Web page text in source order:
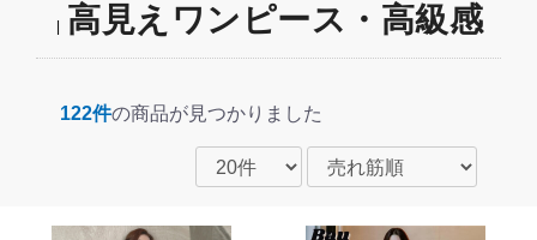
高見えワンピース・高級感
122件の商品が見つかりました